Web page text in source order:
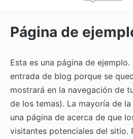
Página de
Esta es una página de
entrada de blog porque se
mostrará en la navegación de
de los temas). La mayoría de
una página de acerca de que
visitantes potenciales del sitio.